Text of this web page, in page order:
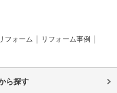
フォーム
リフォーム事例
ら探す